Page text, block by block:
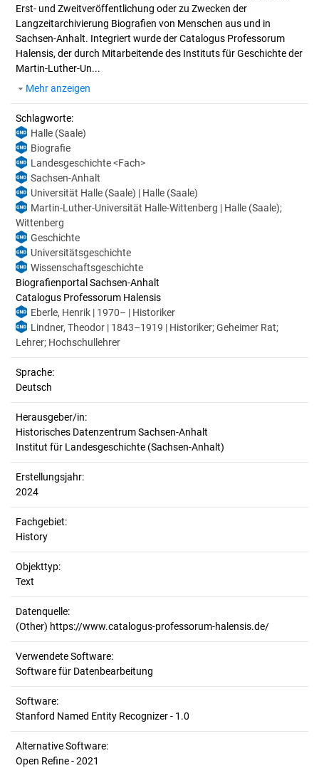
Erst- und Zweitveröffentlichung oder zu Zwecken der
Langzeitarchivierung Biografien von Menschen aus und in
Sachsen-Anhalt. Integriert wurde der Catalogus Professorum
Halensis, der durch Mitarbeitende des Instituts für Geschichte der
Martin-Luther-Un...
Mehr anzeigen
Schlagworte:
Halle (Saale)
Biografie
Landesgeschichte <Fach>
Sachsen-Anhalt
Universität Halle (Saale) | Halle (Saale)
Martin-Luther-Universität Halle-Wittenberg | Halle (Saale);
Wittenberg
Geschichte
Universitätsgeschichte
Wissenschaftsgeschichte
Biografienportal Sachsen-Anhalt
Catalogus Professorum Halensis
Eberle, Henrik | 1970– | Historiker
Lindner, Theodor | 1843–1919 | Historiker; Geheimer Rat;
Lehrer; Hochschullehrer
Sprache:
Deutsch
Herausgeber/in:
Historisches Datenzentrum Sachsen-Anhalt
Institut für Landesgeschichte (Sachsen-Anhalt)
Erstellungsjahr:
2024
Fachgebiet:
History
Objekttyp:
Text
Datenquelle:
(Other) https://www.catalogus-professorum-halensis.de/
Verwendete Software:
Software für Datenbearbeitung
Software:
Stanford Named Entity Recognizer - 1.0
Alternative Software:
Open Refine - 2021